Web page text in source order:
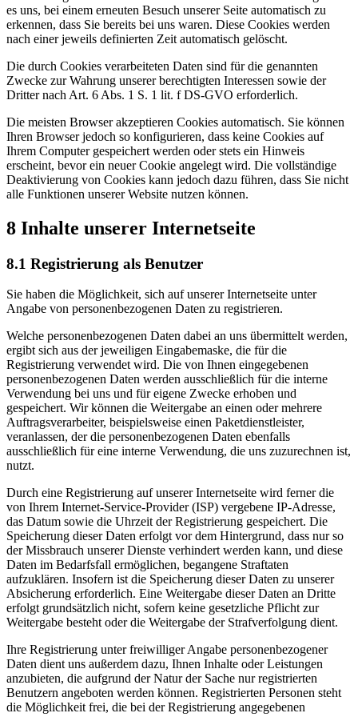
es uns, bei einem erneuten Besuch unserer Seite automatisch zu
erkennen, dass Sie bereits bei uns waren. Diese Cookies werden
nach einer jeweils definierten Zeit automatisch gelöscht.
Die durch Cookies verarbeiteten Daten sind für die genannten
Zwecke zur Wahrung unserer berechtigten Interessen sowie der
Dritter nach Art. 6 Abs. 1 S. 1 lit. f DS-GVO erforderlich.
Die meisten Browser akzeptieren Cookies automatisch. Sie können
Ihren Browser jedoch so konfigurieren, dass keine Cookies auf
Ihrem Computer gespeichert werden oder stets ein Hinweis
erscheint, bevor ein neuer Cookie angelegt wird. Die vollständige
Deaktivierung von Cookies kann jedoch dazu führen, dass Sie nicht
alle Funktionen unserer Website nutzen können.
8 Inhalte unserer Internetseite
8.1 Registrierung als Benutzer
Sie haben die Möglichkeit, sich auf unserer Internetseite unter
Angabe von personenbezogenen Daten zu registrieren.
Welche personenbezogenen Daten dabei an uns übermittelt werden,
ergibt sich aus der jeweiligen Eingabemaske, die für die
Registrierung verwendet wird. Die von Ihnen eingegebenen
personenbezogenen Daten werden ausschließlich für die interne
Verwendung bei uns und für eigene Zwecke erhoben und
gespeichert. Wir können die Weitergabe an einen oder mehrere
Auftragsverarbeiter, beispielsweise einen Paketdienstleister,
veranlassen, der die personenbezogenen Daten ebenfalls
ausschließlich für eine interne Verwendung, die uns zuzurechnen ist,
nutzt.
Durch eine Registrierung auf unserer Internetseite wird ferner die
von Ihrem Internet-Service-Provider (ISP) vergebene IP-Adresse,
das Datum sowie die Uhrzeit der Registrierung gespeichert. Die
Speicherung dieser Daten erfolgt vor dem Hintergrund, dass nur so
der Missbrauch unserer Dienste verhindert werden kann, und diese
Daten im Bedarfsfall ermöglichen, begangene Straftaten
aufzuklären. Insofern ist die Speicherung dieser Daten zu unserer
Absicherung erforderlich. Eine Weitergabe dieser Daten an Dritte
erfolgt grundsätzlich nicht, sofern keine gesetzliche Pflicht zur
Weitergabe besteht oder die Weitergabe der Strafverfolgung dient.
Ihre Registrierung unter freiwilliger Angabe personenbezogener
Daten dient uns außerdem dazu, Ihnen Inhalte oder Leistungen
anzubieten, die aufgrund der Natur der Sache nur registrierten
Benutzern angeboten werden können. Registrierten Personen steht
die Möglichkeit frei, die bei der Registrierung angegebenen